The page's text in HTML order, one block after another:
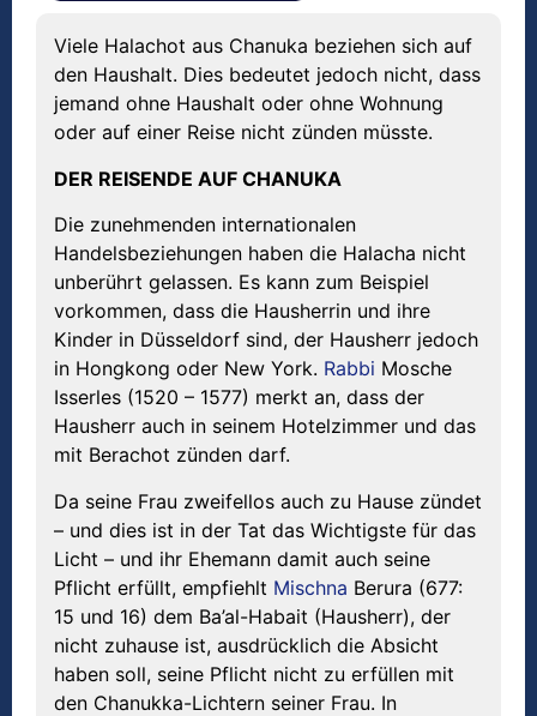
Viele Halachot aus Chanuka beziehen sich auf
den Haushalt. Dies bedeutet jedoch nicht, dass
jemand ohne Haushalt oder ohne Wohnung
oder auf einer Reise nicht zünden müsste.
DER REISENDE AUF CHANUKA
Die zunehmenden internationalen
Handelsbeziehungen haben die Halacha nicht
unberührt gelassen. Es kann zum Beispiel
vorkommen, dass die Hausherrin und ihre
Kinder in Düsseldorf sind, der Hausherr jedoch
in Hongkong oder New York. Rabbi Mosche
Isserles (1520 – 1577) merkt an, dass der
Hausherr auch in seinem Hotelzimmer und das
mit Berachot zünden darf.
Da seine Frau zweifellos auch zu Hause zündet
– und dies ist in der Tat das Wichtigste für das
Licht – und ihr Ehemann damit auch seine
Pflicht erfüllt, empfiehlt Mischna Berura (677:
15 und 16) dem Ba’al-Habait (Hausherr), der
nicht zuhause ist, ausdrücklich die Absicht
haben soll, seine Pflicht nicht zu erfüllen mit
den Chanukka-Lichtern seiner Frau. In